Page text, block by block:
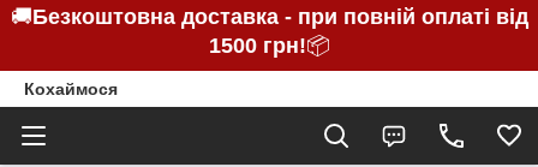
🚚Безкоштовна доставка - при повній оплаті від
1500 грн!📦
Кохаймося